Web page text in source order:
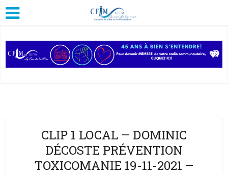
CLIP 1 LOCAL – DOMINIC
DÉCOSTE PRÉVENTION
TOXICOMANIE 19-11-2021 –